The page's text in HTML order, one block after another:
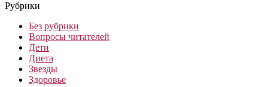
Рубрики
Без рубрики
Вопросы читателей
Дети
Диета
Звезды
Здоровье